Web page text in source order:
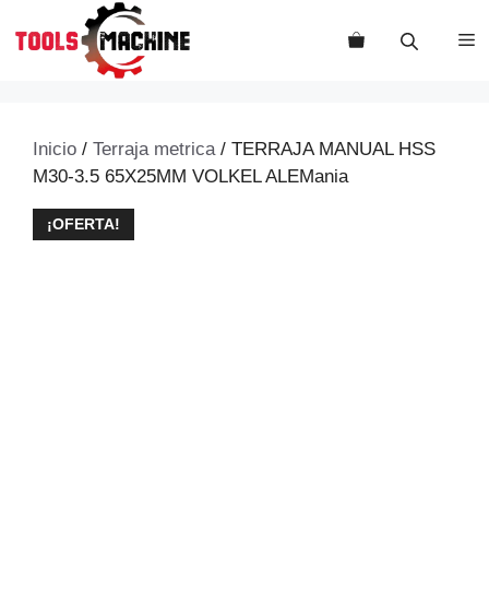
Inicio / Terraja metrica/ TERRAJA MANUAL HSS
M30-3.5 65X25MM VOLKEL ALEMania
¡OFERTA!